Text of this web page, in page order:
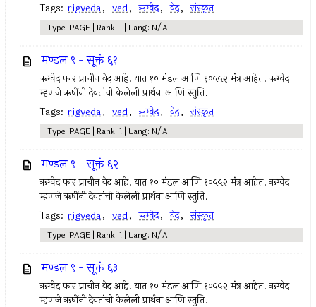
Tags: rigveda, ved, ऋग्वेद, वेद, संस्कृत
Type: PAGE | Rank: 1 | Lang: N/A
मण्डल ९ - सूक्तं ६१
ऋग्वेद फार प्राचीन वेद आहे. यात १० मंडल आणि १०५५२ मंत्र आहेत. ऋग्वेद
म्हणजे ऋषींनी देवतांची केलेली प्रार्थना आणि स्तुति.
Tags: rigveda, ved, ऋग्वेद, वेद, संस्कृत
Type: PAGE | Rank: 1 | Lang: N/A
मण्डल ९ - सूक्तं ६२
ऋग्वेद फार प्राचीन वेद आहे. यात १० मंडल आणि १०५५२ मंत्र आहेत. ऋग्वेद
म्हणजे ऋषींनी देवतांची केलेली प्रार्थना आणि स्तुति.
Tags: rigveda, ved, ऋग्वेद, वेद, संस्कृत
Type: PAGE | Rank: 1 | Lang: N/A
मण्डल ९ - सूक्तं ६३
ऋग्वेद फार प्राचीन वेद आहे. यात १० मंडल आणि १०५५२ मंत्र आहेत. ऋग्वेद
म्हणजे ऋषींनी देवतांची केलेली प्रार्थना आणि स्तुति.